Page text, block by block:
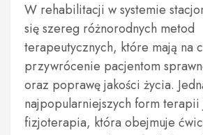
W rehabilitacji w systemie
się szereg różnorodnych metod
terapeutycznych, które mają na
przywrócenie pacjentom
oraz poprawę jakości życia.
najpopularniejszych form terapii
fizjoterapia, która obejmuje